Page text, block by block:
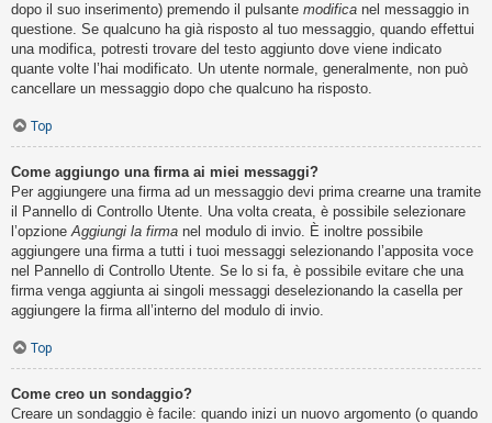
dopo il suo inserimento) premendo il pulsante modifica nel messaggio in
questione. Se qualcuno ha già risposto al tuo messaggio, quando effettui
una modifica, potresti trovare del testo aggiunto dove viene indicato
quante volte l’hai modificato. Un utente normale, generalmente, non può
cancellare un messaggio dopo che qualcuno ha risposto.
Top
Come aggiungo una firma ai miei messaggi?
Per aggiungere una firma ad un messaggio devi prima crearne una tramite
il Pannello di Controllo Utente. Una volta creata, è possibile selezionare
l’opzioneAggiungi la firma nel modulo di invio. È inoltre possibile
aggiungere una firma a tutti i tuoi messaggi selezionando l’apposita voce
nel Pannello di Controllo Utente. Se lo si fa, è possibile evitare che una
firma venga aggiunta ai singoli messaggi deselezionando la casella per
aggiungere la firma all’interno del modulo di invio.
Top
Come creo un sondaggio?
Creare un sondaggio è facile: quando inizi un nuovo argomento (o quando